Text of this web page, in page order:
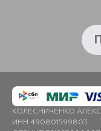
КОЛЕСНИЧЕНКО
ИНН 490801599803